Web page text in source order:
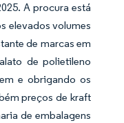
A procura está
elevados volumes
de marcas em
de polietileno
e obrigando os
preços de kraft
de embalagens